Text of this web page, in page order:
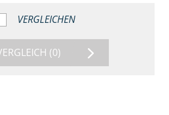
VERGLEICHEN
(0)